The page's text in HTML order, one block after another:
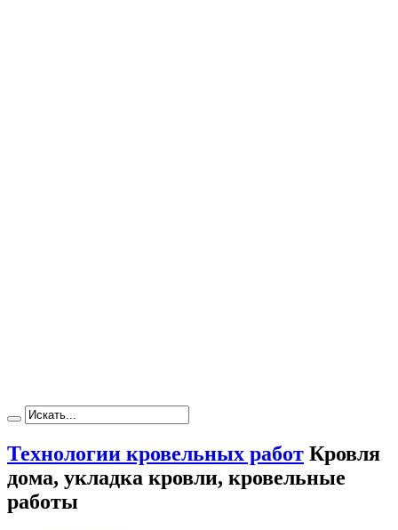
Технологии кровельных работ Кровля
дома, укладка кровли, кровельные
работы